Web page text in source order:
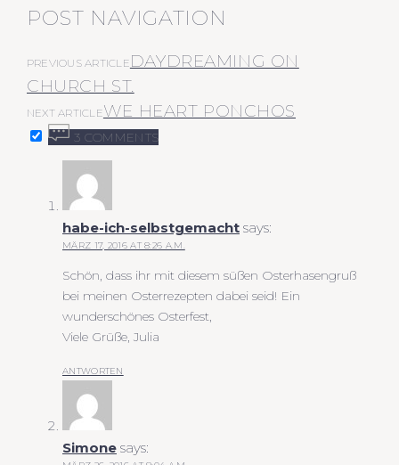
POST NAVIGATION
PREVIOUS ARTICLE DAYDREAMING ON
CHURCH ST.
NEXT ARTICLEWE HEART PONCHOS
3 COMMENTS
habe-ich-selbstgemacht says:
MÄRZ 17, 2016 AT 8:26 A.M.
Schön, dass ihr mit diesem süßen Osterhasengruß
bei meinen Osterrezepten dabei seid! Ein
wunderschönes Osterfest,
Viele Grüße, Julia
ANTWORTEN
Simone says: